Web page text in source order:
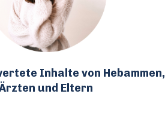
Inhalte von Hebammen,
und Eltern